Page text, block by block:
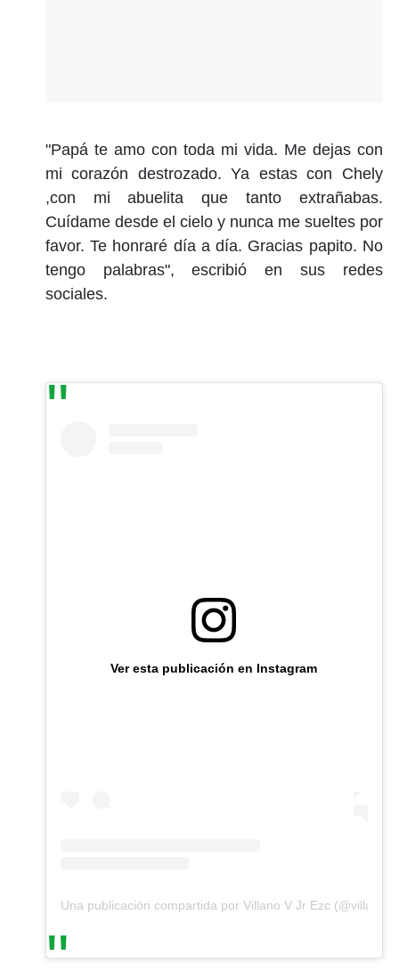
"Papá te amo con toda mi vida. Me dejas con
mi corazón destrozado. Ya estas con Chely
,con mi abuelita que tanto extrañabas.
Cuídame desde el cielo y nunca me sueltes por
favor. Te honraré día a día. Gracias papito. No
tengo palabras", escribió en sus redes
sociales.
Ver esta publicación en Instagram
Una publicación compartida por Villano V Jr Ezc